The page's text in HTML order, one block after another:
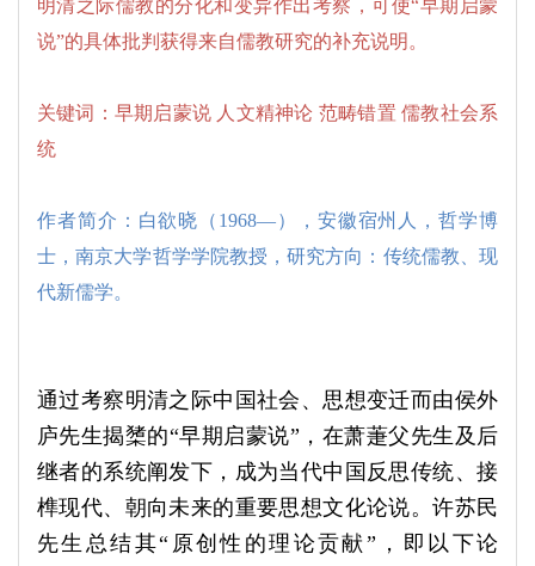
明清之际儒教的分化和变异作出考察，可使“早期启蒙
说”的具体批判获得来自儒教研究的补充说明。
关键词：早期启蒙说 人文精神论 范畴错置 儒教社会系
统
作者简介：白欲晓（1968—），安徽宿州人，哲学博
士，南京大学哲学学院教授，研究方向：传统儒教、现
代新儒学。
通过考察明清之际中国社会、思想变迁而由侯外
庐先生揭橥的“早期启蒙说”，在萧萐父先生及后
继者的系统阐发下，成为当代中国反思传统、接
榫现代、朝向未来的重要思想文化论说。许苏民
先生总结其“原创性的理论贡献”，即以下论